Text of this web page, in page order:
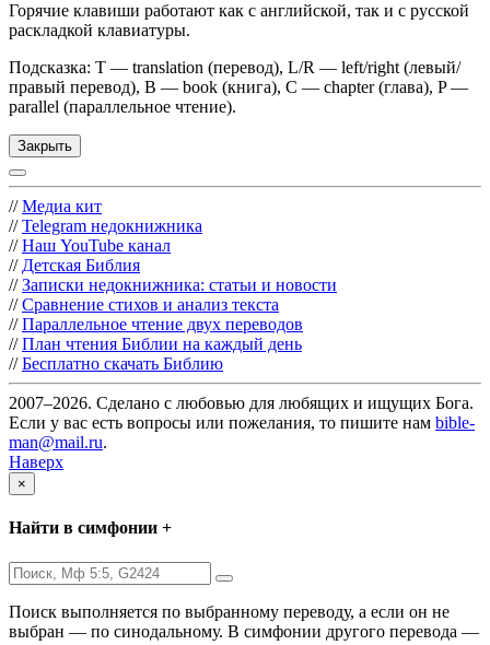
Горячие клавиши работают как с английской, так и с русской
раскладкой клавиатуры.
Подсказка: T — translation (перевод), L/R — left/right (левый/
правый перевод), B — book (книга), C — chapter (глава), P —
parallel (параллельное чтение).
Закрыть
// Медиа кит
// Telegram недокнижника
// Наш YouTube канал
// Детская Библия
// Записки недокнижника: статьи и новости
// Сравнение стихов и анализ текста
// Параллельное чтение двух переводов
// План чтения Библии на каждый день
// Бесплатно скачать Библию
2007–2026. Сделано с любовью для любящих и ищущих Бога.
Если у вас есть вопросы или пожелания, то пишите нам bible-
man@mail.ru.
Наверх
×
Найти в симфонии +
Поиск выполняется по выбранному переводу, а если он не
выбран — по синодальному. В симфонии другого перевода —